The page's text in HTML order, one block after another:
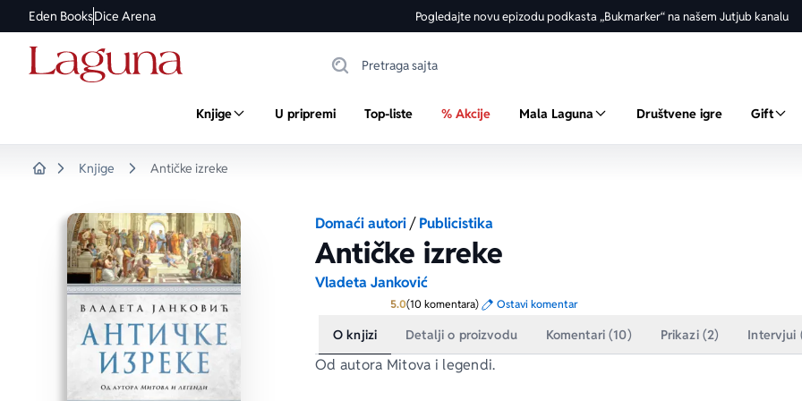
Eden BooksDice Arena Pogledajte novu epizodu podkasta „Bukmarker“ na našem Jutjub kanalu
Knjige U pripremi Top-liste % Akcije Mala Laguna Društvene igre Gift
Knjige Antičke izreke
Domaći autori/Publicistika
Antičke izreke
Vladeta Janković
5.0Prosecna ocena je 5.0 od 5
(10 komentara) Ostavi komentar
O knjizi Detalji o proizvodu Komentari (10) Prikazi (2) Intervjui
Od autora Mitova i legendi.